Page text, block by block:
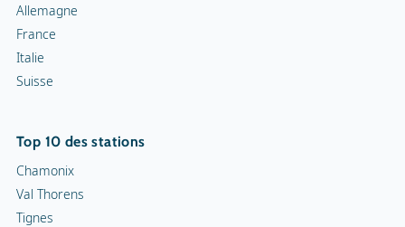
Allemagne
France
Italie
Suisse
Top 10 des stations
Chamonix
Val Thorens
Tignes